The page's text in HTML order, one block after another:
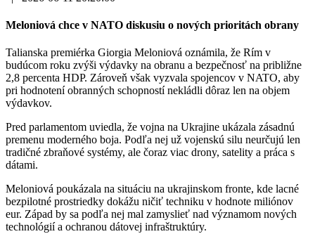
Meloniová chce v NATO diskusiu o nových prioritách obrany
Talianska premiérka Giorgia Meloniová oznámila, že Rím v
budúcom roku zvýši výdavky na obranu a bezpečnosť na približne
2,8 percenta HDP. Zároveň však vyzvala spojencov v NATO, aby
pri hodnotení obranných schopností nekládli dôraz len na objem
výdavkov.
Pred parlamentom uviedla, že vojna na Ukrajine ukázala zásadnú
premenu moderného boja. Podľa nej už vojenskú silu neurčujú len
tradičné zbraňové systémy, ale čoraz viac drony, satelity a práca s
dátami.
Meloniová poukázala na situáciu na ukrajinskom fronte, kde lacné
bezpilotné prostriedky dokážu ničiť techniku v hodnote miliónov
eur. Západ by sa podľa nej mal zamyslieť nad významom nových
technológií a ochranou dátovej infraštruktúry.